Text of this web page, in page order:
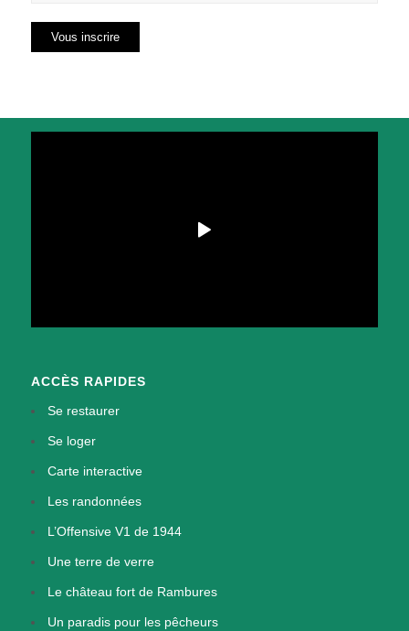
ACCÈS RAPIDES
Se restaurer
Se loger
Carte interactive
Les randonnées
L’Offensive V1 de 1944
Une terre de verre
Le château fort de Rambures
Un paradis pour les pêcheurs